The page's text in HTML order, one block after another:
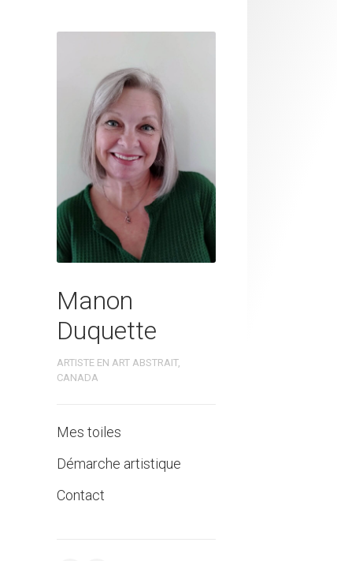
Manon
Duquette
ARTISTE EN ART ABSTRAIT,
CANADA
Mes toiles
Démarche artistique
Contact